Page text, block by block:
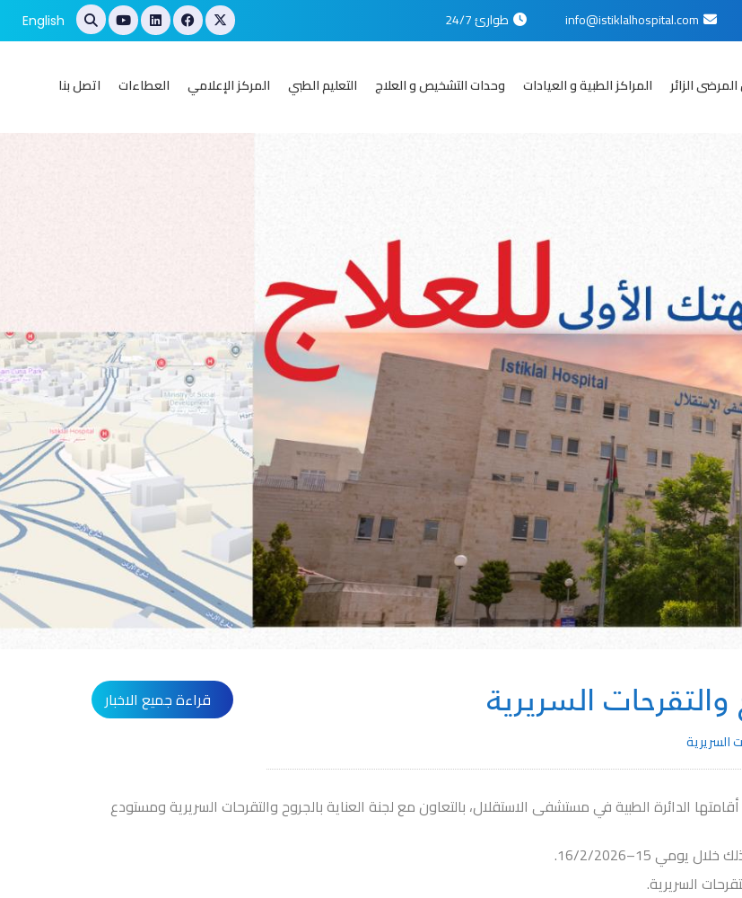
info@istiklalhospital.com طوارئ 24/7 English
الزائر المراكز الطبية و العيادات وحدات التشخيص و العلاج التعليم الطبي المركز الإعلامي العطاءات اتصل بنا
والتقرحات السريرية
السريرية
قراءة جميع الاخبار
الدائرة الطبية في مستشفى الاستقلال، بالتعاون مع لجنة العناية بالجروح والتقرحات السريرية ومستودع
15–16/2/2026.
السريرية.